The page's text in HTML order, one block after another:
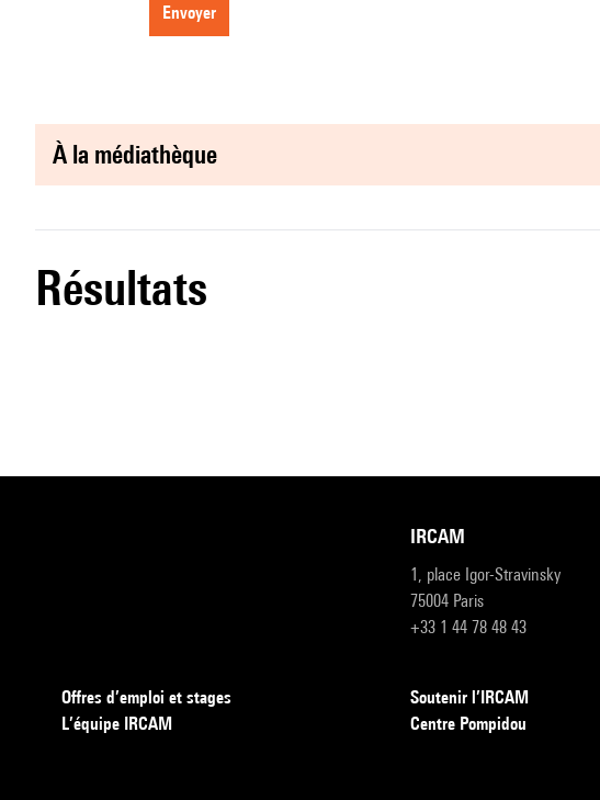
envoyer
à la médiathèque
résultats
IRCAM
1, place Igor-Stravinsky
75004 Paris
+33 1 44 78 48 43
Offres d’emploi et stages
L’équipe IRCAM
Soutenir l’IRCAM
Centre Pompidou